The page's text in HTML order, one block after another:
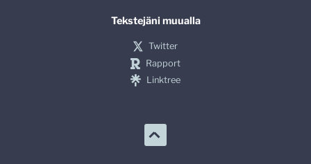
Tekstejäni muualla
Twitter
Rapport
Linktree